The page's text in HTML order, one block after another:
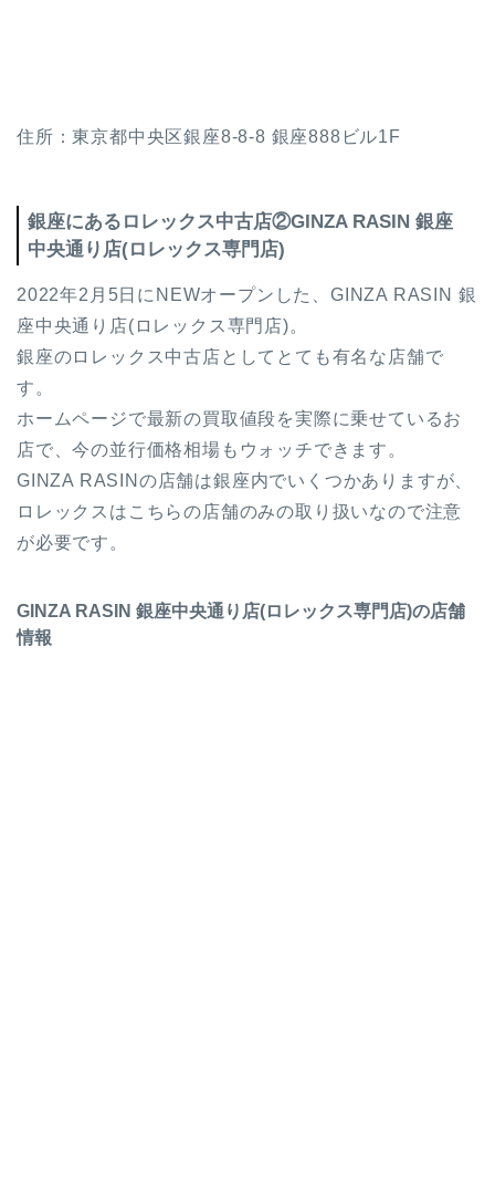
住所：東京都中央区銀座8-8-8 銀座888ビル1F
銀座にあるロレックス中古店②GINZA RASIN 銀座
中央通り店(ロレックス専門店)
2022年2月5日にNEWオープンした、GINZA RASIN 銀
座中央通り店(ロレックス専門店)。
銀座のロレックス中古店としてとても有名な店舗で
す。
ホームページで最新の買取値段を実際に乗せているお
店で、今の並行価格相場もウォッチできます。
GINZA RASINの店舗は銀座内でいくつかありますが、
ロレックスはこちらの店舗のみの取り扱いなので注意
が必要です。
GINZA RASIN 銀座中央通り店(ロレックス専門店)の店舗
情報